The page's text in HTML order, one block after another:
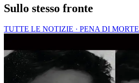
Sullo stesso fronte
TUTTE LE NOTIZIE · PENA DI MORTE